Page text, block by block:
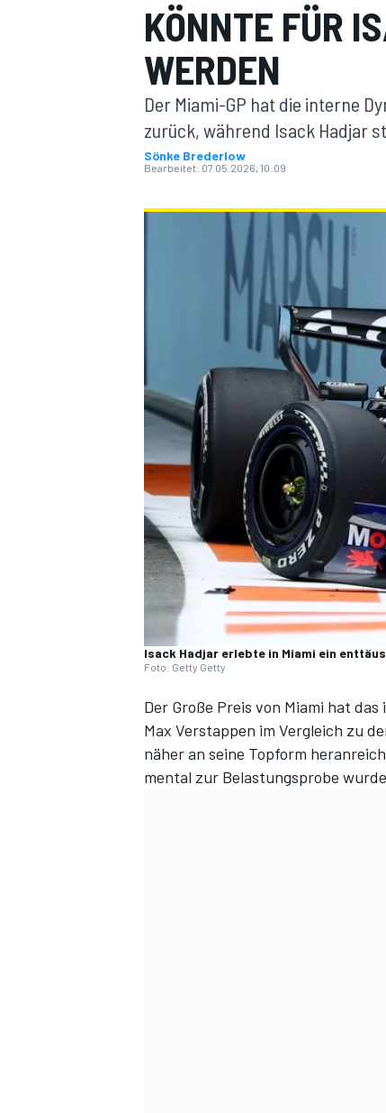
MOTOGP
DTM
KÖNNTE FÜR
WERDEN
Der Miami-GP hat die interne
zurück, während Isack Hadjar
Sönke Brederlow
Bearbeitet: 07.05.2026, 10:09
Isack Hadjar erlebte in Miami ein
Foto: Getty Getty
Der Große Preis von Miami hat
Max Verstappen im Vergleich zu
näher an seine Topform
mental zur Belastungsprobe wurde